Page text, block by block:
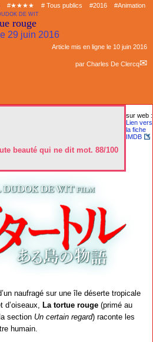
#★★★★ # Tous publics #2016 #Animation
DE WIT
rouge
29 juin 2016
Article mis en ligne le 10 juin 2016
par Charles De Clercq
beauté qui ne dit mot. 88/100
sur web :
Lien vers
la fiche
IMDB
naufragé sur une île déserte tropicale
d’oiseaux, La tortue rouge (primé au
section Un certain regard) raconte les
humain.